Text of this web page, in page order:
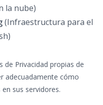
la nube)
(Infraestructura para el
de Privacidad propias de
adecuadamente cómo
sus servidores.